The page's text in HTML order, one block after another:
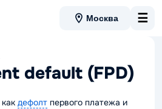
Москва ☰
default (FPD)
дефолт первого платежа и